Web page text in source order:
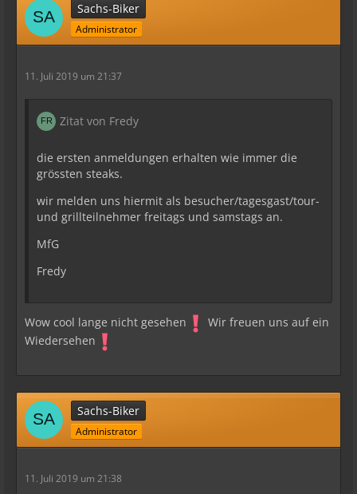
Sachs-Biker
Administrator
11. Juli 2019 um 21:37
Zitat von Fredy
die ersten anmeldungen erhalten wie immer die
grössten steaks.
wir melden uns hiermit als besucher/tagesgast/tour-
und grillteilnehmer freitags und samstags an.
MfG
Fredy
Wow cool lange nicht gesehen
Wir freuen uns auf ein
Wiedersehen
Sachs-Biker
Administrator
11. Juli 2019 um 21:38